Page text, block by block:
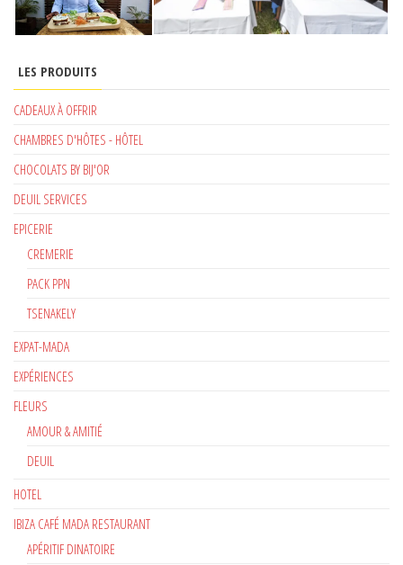
LES PRODUITS
CADEAUX À OFFRIR
CHAMBRES D'HÔTES - HÔTEL
CHOCOLATS BY BIJ'OR
DEUIL SERVICES
EPICERIE
CREMERIE
PACK PPN
TSENAKELY
EXPAT-MADA
EXPÉRIENCES
FLEURS
AMOUR & AMITIÉ
DEUIL
HOTEL
IBIZA CAFÉ MADA RESTAURANT
APÉRITIF DINATOIRE